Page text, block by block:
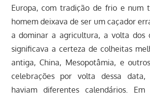
Europa, com tradição de frio e num
homem deixava de ser um caçador
a dominar a agricultura, a volta dos
significava a certeza de colheitas
antiga, China, Mesopotâmia, e
celebrações por volta dessa data,
haviam diferentes calendários.